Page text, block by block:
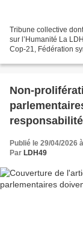
Tribune collective
sur l’Humanité La
Cop-21, Fédération
Non-
responsabilité
Publié le 29/04/2026
Par LDH49